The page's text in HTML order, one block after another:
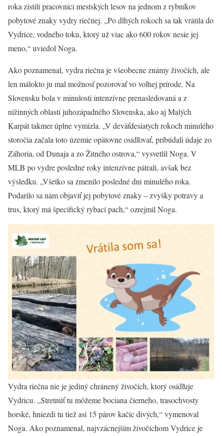
roka zistili pracovníci mestských lesov na jednom z rybníkov
pobytové znaky vydry riečnej. „Po dlhých rokoch sa tak vrátila do
Vydrice, vodného toku, ktorý už viac ako 600 rokov nesie jej
meno,“ uviedol Noga.
Ako poznamenal, vydra riečna je všeobecne známy živočích, ale
len málokto ju mal možnosť pozorovať vo voľnej prírode. Na
Slovensku bola v minulosti intenzívne prenasledovaná a z
nížinných oblastí juhozápadného Slovenska, ako aj Malých
Karpát takmer úplne vymizla. „V deväťdesiatych rokoch minulého
storočia začala toto územie opätovne osídľovať, pribúdali údaje zo
Záhoria, od Dunaja a zo Žitného ostrova,“ vysvetlil Noga. V
MLB po vydre posledné roky intenzívne pátrali, avšak bez
výsledku. „Všetko sa zmenilo posledné dni minulého roka.
Podarilo sa nám objaviť jej pobytové znaky – zvyšky potravy a
trus, ktorý má špecifický rybací pach,“ ozrejmil Noga.
Vydra riečna nie je jediný chránený živočích, ktorý osídľuje
Vydricu. „Stretnúť tu môžeme bociana čierneho, trasochvosty
horské, hniezdi tu tiež asi 15 párov kačíc divých,“ vymenoval
Noga. Ako poznamenal, najvzácnejším živočíchom Vydrice je